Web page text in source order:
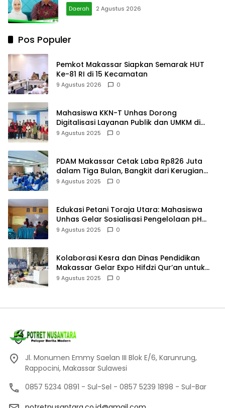
Daerah 2 Agustus 2026
Pos Populer
Pemkot Makassar Siapkan Semarak HUT
Ke-81 RI di 15 Kecamatan
9 Agustus 2026 0
Mahasiswa KKN-T Unhas Dorong
Digitalisasi Layanan Publik dan UMKM di
Desa Moncongloe
9 Agustus 2025 0
PDAM Makassar Cetak Laba Rp826 Juta
dalam Tiga Bulan, Bangkit dari Kerugian
Rp5,2 Miliar
9 Agustus 2025 0
Edukasi Petani Toraja Utara: Mahasiswa
Unhas Gelar Sosialisasi Pengelolaan pH
Tanah
9 Agustus 2025 0
Kolaborasi Kesra dan Dinas Pendidikan
Makassar Gelar Expo Hifdzi Qur’an untuk
Pelajar SMP
9 Agustus 2025 0
Jl. Monumen Emmy Saelan III Blok E/6, Karunrung,
Rappocini, Makassar Sulawesi
0857 5234 0891 - Sul-Sel - 0857 5239 1898 - Sul-Bar